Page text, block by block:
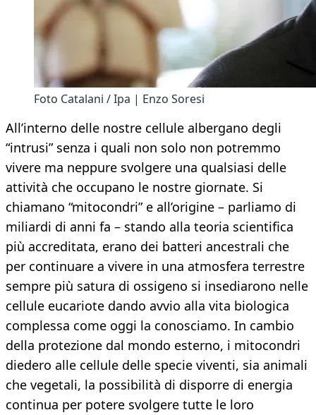
Foto Catalani / Ipa | Enzo Soresi
All’interno delle nostre cellule albergano degli
“intrusi” senza i quali non solo non potremmo
vivere ma neppure svolgere una qualsiasi delle
attività che occupano le nostre giornate. Si
chiamano “mitocondri” e all’origine – parliamo di
miliardi di anni fa – stando alla teoria scientifica
più accreditata, erano dei batteri ancestrali che
per continuare a vivere in una atmosfera terrestre
sempre più satura di ossigeno si insediarono nelle
cellule eucariote dando avvio alla vita biologica
complessa come oggi la conosciamo. In cambio
della protezione dal mondo esterno, i mitocondri
diedero alle cellule delle specie viventi, sia animali
che vegetali, la possibilità di disporre di energia
continua per potere svolgere tutte le loro